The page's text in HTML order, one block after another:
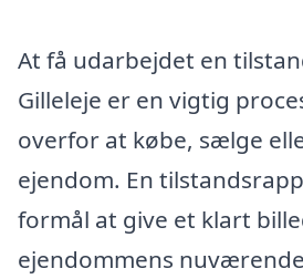
At få udarbejdet en
Gilleleje er en vigtig
overfor at købe, sælge
ejendom. En
formål at give et klart
ejendommens